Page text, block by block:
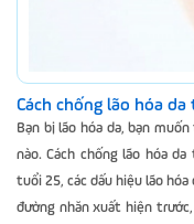
Cách chống lão hóa
Bạn bị lão hóa da, bạn
nào. Cách chống lão hóa
tuổi 25, các dấu hiệu lão
đường nhăn xuất hiện